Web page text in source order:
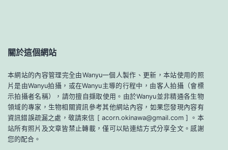
關於這個網站
本網站的內容管理完全由Wanyu一個人製作、更新，本站使用的照
片是由Wanyu拍攝，或在Wanyu主導的行程中，由客人拍攝（會標
示拍攝者名稱），請勿擅自擷取使用。由於Wanyu並非精通各生物
領域的專家，生物相關資訊參考其他網站內容，如果您發現內容有
資訊錯誤疏漏之處，敬請來信 [ acorn.okinawa@gmail.com ] 。本
站所有照片及文章皆禁止轉載，僅可以貼連結方式分享全文。感謝
您的配合。